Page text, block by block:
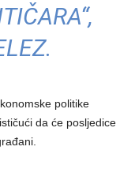
politike
da će posljedice